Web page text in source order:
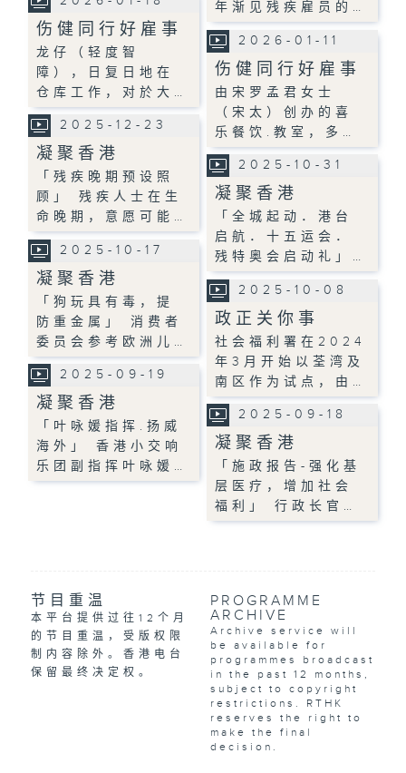
年渐见残疾雇员的…
伤健同行好雇事
龙仔（轻度智
障），日复日地在
仓库工作，对於大…
2026-01-11
伤健同行好雇事
由宋罗孟君女士
（宋太）创办的喜
乐餐饮.教室，多…
2025-12-23
凝聚香港
「残疾晚期预设照
顾」 残疾人士在生
命晚期，意愿可能…
2025-10-31
凝聚香港
「全城起动．港台
启航．十五运会．
残特奥会启动礼」…
2025-10-17
凝聚香港
「狗玩具有毒，提
防重金属」 消费者
委员会参考欧洲儿…
2025-10-08
政正关你事
社会福利署在2024
年3月开始以荃湾及
南区作为试点，由…
2025-09-19
凝聚香港
「叶咏媛指挥.扬威
海外」 香港小交响
乐团副指挥叶咏媛…
2025-09-18
凝聚香港
「施政报告-强化基
层医疗，增加社会
福利」 行政长官…
节目重温
本平台提供过往12个月
的节目重温，受版权限
制内容除外。香港电台
保留最终决定权。
PROGRAMME
ARCHIVE
Archive service will
be available for
programmes broadcast
in the past 12 months,
subject to copyright
restrictions. RTHK
reserves the right to
make the final
decision.